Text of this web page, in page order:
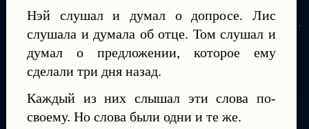
Нэй слушал и думал о допросе. Лис
слушала и думала об отце. Том слушал и
думал о предложении, которое ему
сделали три дня назад.
Каждый из них слышал эти слова по-
своему. Но слова были одни и те же.